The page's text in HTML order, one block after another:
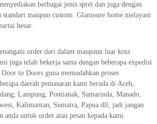
berbagai jenis sprei dan juga dengan
maupun custom. Glamoure home melayani
besar.
order dari dalam maupaun luar kota
juga telah bekerja sama dengan beberapa expedisi
to Doors guna memudahkan proses
daerah pemasaran kami berada di Aceh,
Lampung, Pontianak, Samarinda, Manado,
Kalimantan, Sumatra, Papua dll, jadi jangan
anda untuk order atau pesan kepada kami.